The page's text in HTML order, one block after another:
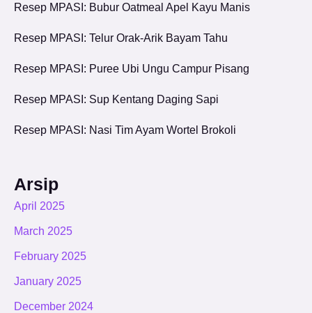
Resep MPASI: Bubur Oatmeal Apel Kayu Manis
Resep MPASI: Telur Orak-Arik Bayam Tahu
Resep MPASI: Puree Ubi Ungu Campur Pisang
Resep MPASI: Sup Kentang Daging Sapi
Resep MPASI: Nasi Tim Ayam Wortel Brokoli
Arsip
April 2025
March 2025
February 2025
January 2025
December 2024